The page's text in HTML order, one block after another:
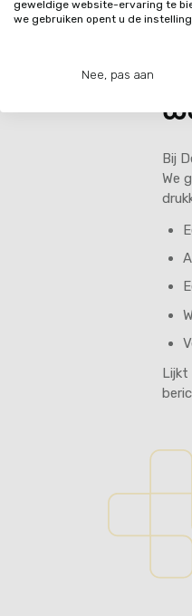
een
Je
Bij
We
Lijkt
geweldige website-ervaring te
we gebruiken opent u de
Nee, pas aan